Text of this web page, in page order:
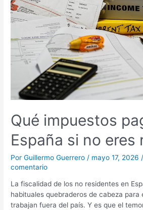
Qué impuestos
España si no eres
PorGuillermo Guerrero / mayo 17, 2026 /
comentario
La fiscalidad de los no residentes en
habituales quebraderos de cabeza para
trabajan fuera del país. Y es que el
España
si
eres
residente